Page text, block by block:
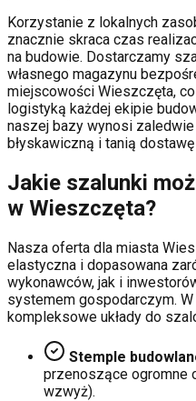
Korzystanie z lokalnych
znacznie skraca czas
na budowie. Dostarczamy
własnego magazynu
miejscowości Wieszczęta,
logistyką każdej ekipie
naszej bazy wynosi
błyskawiczną i tanią dostawę
Jakie szalunki
w Wieszczęta?
Nasza oferta dla miasta
elastyczna i dopasowana
wykonawców, jak i
systemem gospodarczym.
kompleksowe układy do
Stemple
przenoszące ogromne
wzwyż).